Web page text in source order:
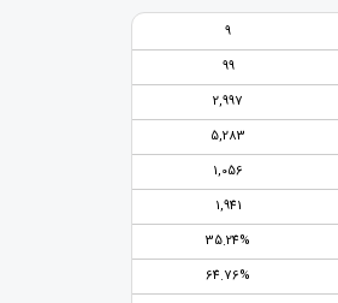
9
99
2,997
5,283
1,056
1,941
35.24%
64.76%